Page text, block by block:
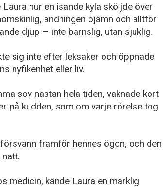
hur en isande kyla sköljde över
andningen ojämn och alltför
djup — inte barnslig, utan sjuklig.
sig inte efter leksaker och öppnade
nyfikenhet eller liv.
sov nästan hela tiden, vaknade kort
på kudden, som om varje rörelse tog
framför hennes ögon, och den
medicin, kände Laura en märklig